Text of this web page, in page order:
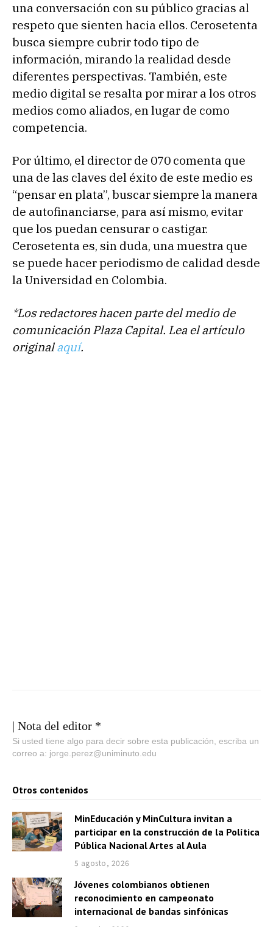
una conversación con su público gracias al
respeto que sienten hacia ellos. Cerosetenta
busca siempre cubrir todo tipo de
información, mirando la realidad desde
diferentes perspectivas. También, este
medio digital se resalta por mirar a los otros
medios como aliados, en lugar de como
competencia.
Por último, el director de 070 comenta que
una de las claves del éxito de este medio es
“pensar en plata”, buscar siempre la manera
de autofinanciarse, para así mismo, evitar
que los puedan censurar o castigar.
Cerosetenta es, sin duda, una muestra que
se puede hacer periodismo de calidad desde
la Universidad en Colombia.
*Los redactores hacen parte del medio de
comunicación Plaza Capital. Lea el artículo
originalaquí.
| Nota del editor *
Si usted tiene algo para decir sobre esta publicación, escriba un
correo a: jorge.perez@uniminuto.edu
Otros contenidos
MinEducación y MinCultura invitan a
participar en la construcción de la Política
Pública Nacional Artes al Aula
5 agosto, 2026
Jóvenes colombianos obtienen
reconocimiento en campeonato
internacional de bandas sinfónicas